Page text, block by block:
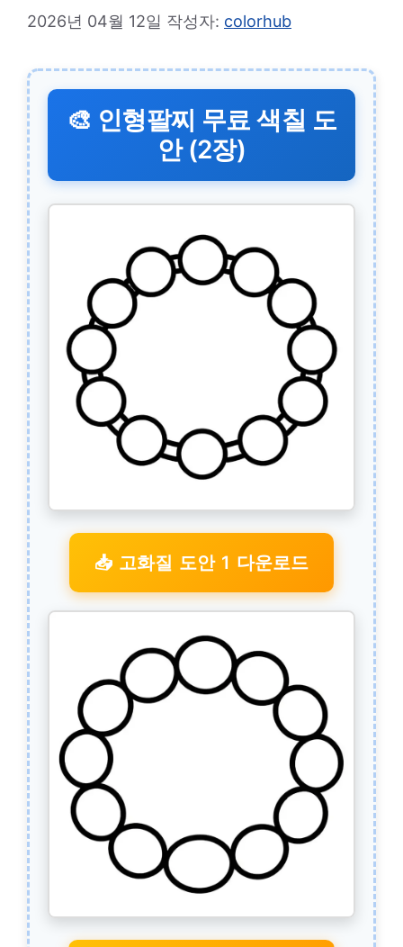
2026년 04월 12일 작성자: colorhub
🎨 인형팔찌 무료 색칠 도
안 (2장)
📥 고화질 도안 1 다운로드